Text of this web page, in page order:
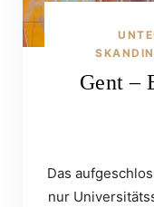
Gent –
Das
nur